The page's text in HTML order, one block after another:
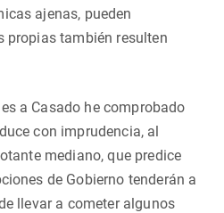
ajenas, pueden
propias también resulten
a Casado he comprobado
con imprudencia, al
mediano, que predice
de Gobierno tenderán a
llevar a cometer algunos